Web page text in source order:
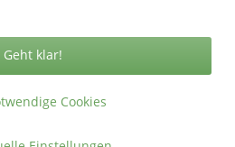
Cookies
Geht klar!